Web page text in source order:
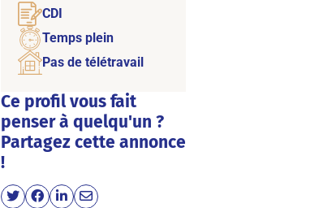
CDI
Temps plein
Pas de télétravail
Ce profil vous fait
penser à quelqu'un ?
Partagez cette annonce
!